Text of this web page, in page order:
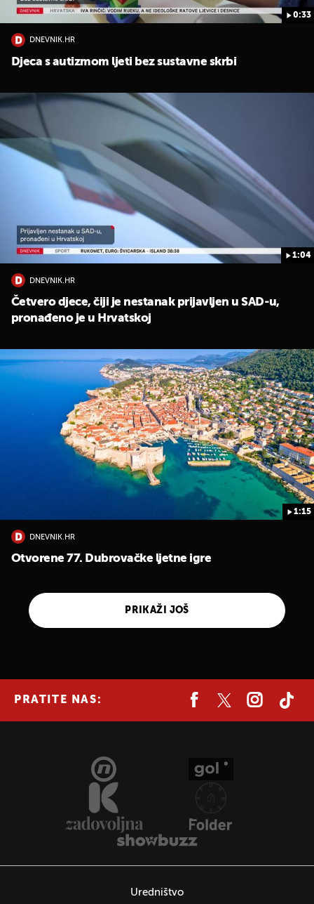
0:33
DNEVNIK.HR
Djeca s autizmom ljeti bez sustavne skrbi
1:04
DNEVNIK.HR
Četvero djece, čiji je nestanak prijavljen u SAD-u,
pronađeno je u Hrvatskoj
1:15
DNEVNIK.HR
Otvorene 77. Dubrovačke ljetne igre
PRIKAŽI JOŠ
PRATITE NAS:
Uredništvo